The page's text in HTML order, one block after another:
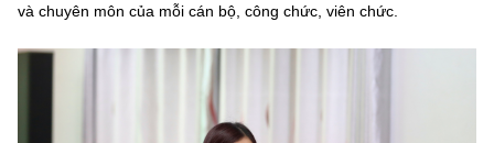
và chuyên môn của mỗi cán bộ, công chức, viên chức.